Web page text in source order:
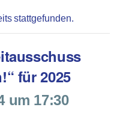
stattgefunden.
für 2025
um 17:30